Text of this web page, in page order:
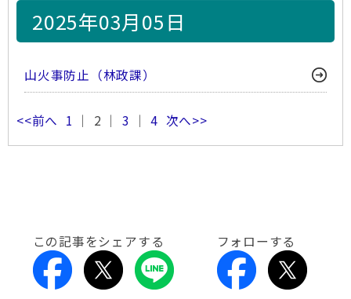
2025年03月05日
山火事防止（林政課）
<<前へ 1 ｜ 2 ｜3 ｜4 次へ>>
この記事をシェアする フォローする